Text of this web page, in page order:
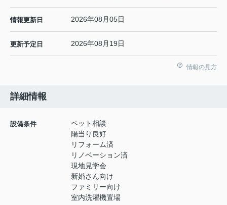
情報更新日 2026年08月05日
更新予定日 2026年08月19日
情報の見方
詳細情報
設備条件
ペット相談
陽当り良好
リフォーム済
リノベーション済
現地見学会
新婚さん向け
ファミリー向け
室内洗濯機置場